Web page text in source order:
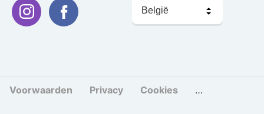
kiezen
Voorwaarden Privacy Cookies Cookies